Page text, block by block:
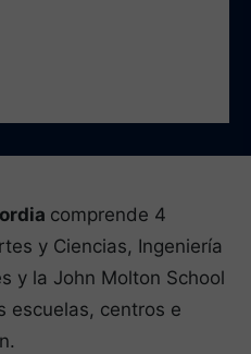
comprende 4
y Ciencias, Ingeniería
y la John Molton School
escuelas, centros e